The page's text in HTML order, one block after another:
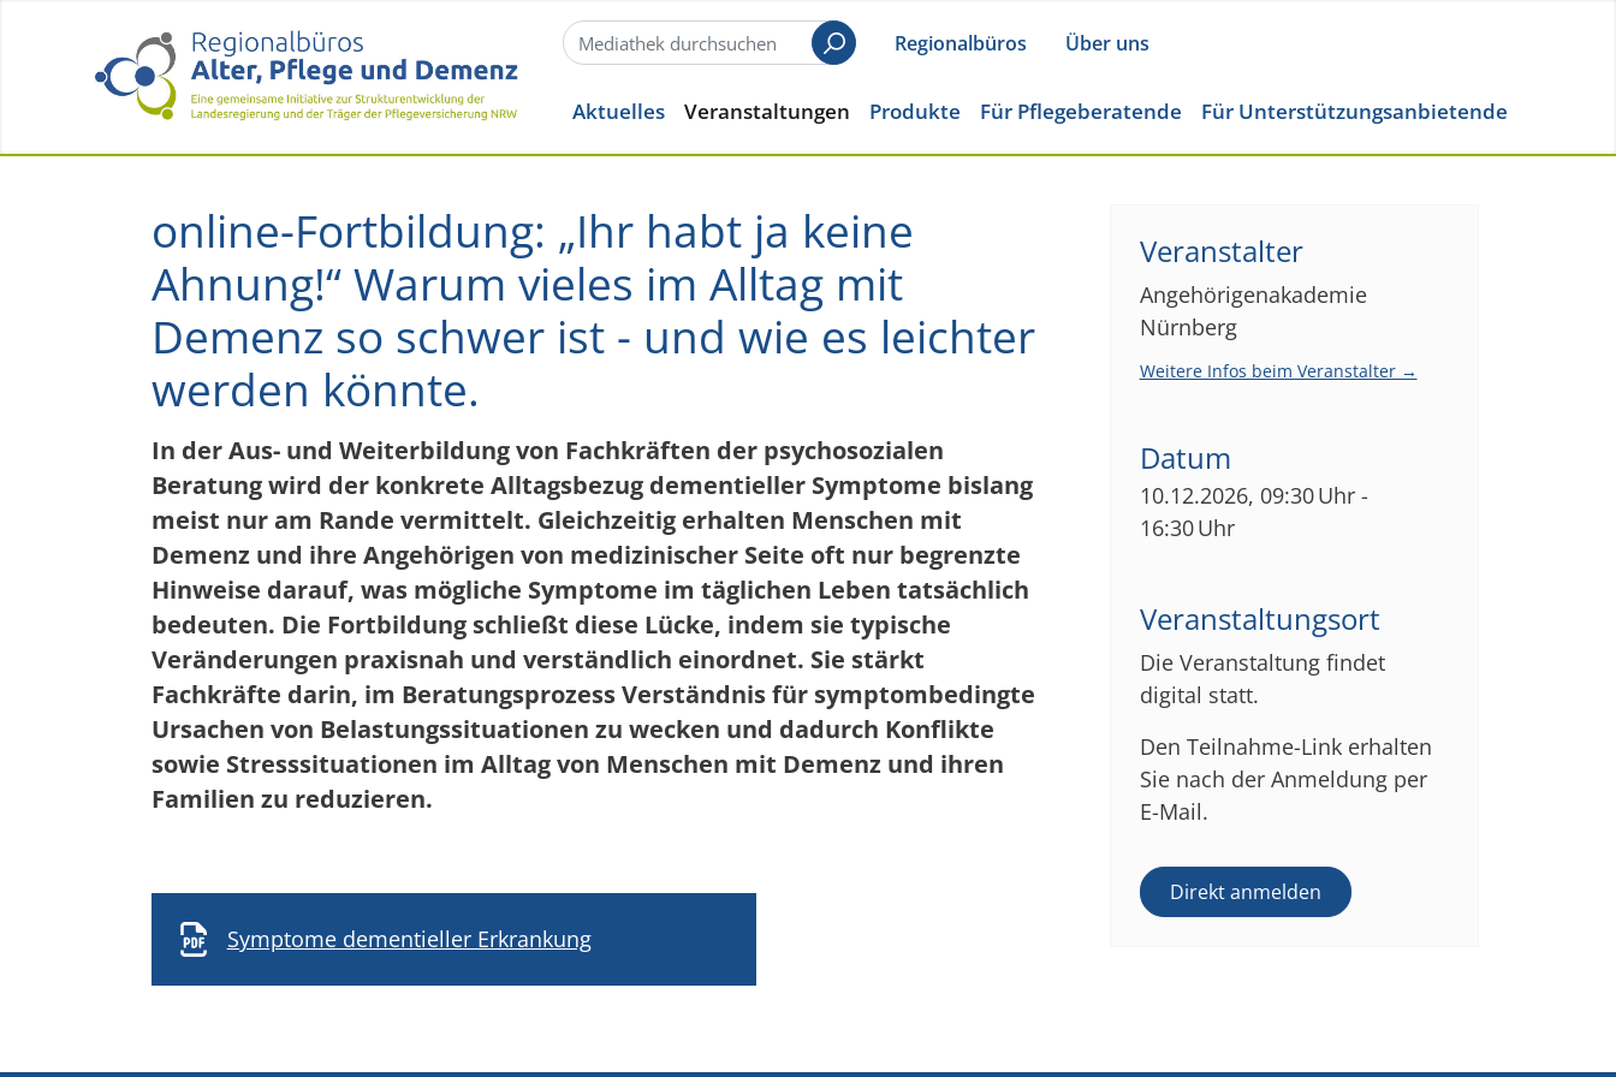
SuchenRegionalbüros Über uns
Aktuelles Veranstaltungen Produkte Für Pflegeberatende Für Unterstützungsanbietende
online-Fortbildung: „Ihr habt ja keine
Ahnung!“ Warum vieles im Alltag mit
Demenz so schwer ist - und wie es leichter
werden könnte.
In der Aus- und Weiterbildung von Fachkräften der psychosozialen
Beratung wird der konkrete Alltagsbezug dementieller Symptome bislang
meist nur am Rande vermittelt. Gleichzeitig erhalten Menschen mit
Demenz und ihre Angehörigen von medizinischer Seite oft nur begrenzte
Hinweise darauf, was mögliche Symptome im täglichen Leben tatsächlich
bedeuten. Die Fortbildung schließt diese Lücke, indem sie typische
Veränderungen praxisnah und verständlich einordnet. Sie stärkt
Fachkräfte darin, im Beratungsprozess Verständnis für symptombedingte
Ursachen von Belastungssituationen zu wecken und dadurch Konflikte
sowie Stresssituationen im Alltag von Menschen mit Demenz und ihren
Familien zu reduzieren.
Symptome dementieller Erkrankung
Veranstalter
Angehörigenakademie
Nürnberg
Weitere Infos beim Veranstalter →
Datum
10.12.2026, 09:30 Uhr -
16:30 Uhr
Veranstaltungsort
Die Veranstaltung findet
digital statt.
Den Teilnahme-Link erhalten
Sie nach der Anmeldung per
E-Mail.
Direkt anmelden